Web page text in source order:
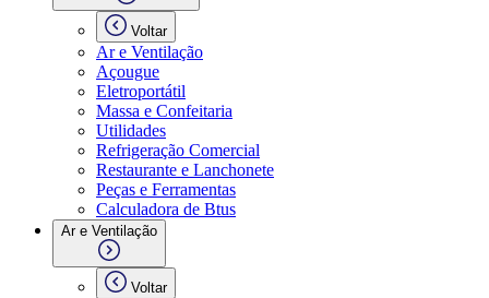
Voltar
Ar e Ventilação
Açougue
Eletroportátil
Massa e Confeitaria
Utilidades
Refrigeração Comercial
Restaurante e Lanchonete
Peças e Ferramentas
Calculadora de Btus
Ar e Ventilação
Voltar